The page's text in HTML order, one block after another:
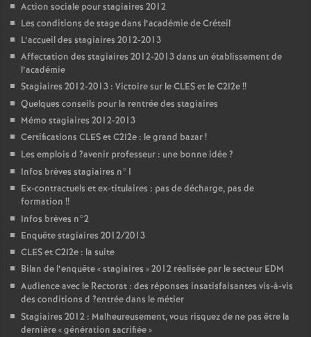
Action sociale pour stagiaires 2012
Les conditions de stage dans l’académie de Créteil
L’accueil des stagiaires 2012-2013
Affectation des stagiaires 2012-2013 dans un établissement de
l’académie
Stagiaires 2012-2013 : Victoire sur leCLESet le C2I2e!!
Quelques conseils pour la rentrée des stagiaires
Mémo stagiaires 2012-2013
Certifications CLESet C2I2e : le grand bazar!
Les emplois d ?avenir professeur : une bonne idée?
Infos brèves stagiaires n°1
Ex-contractuels et ex-titulaires : pas de décharge, pas de
formation !!
Infos brèves n°2
Enquête stagiaires 2012/2013
CLESet C2I2e : la suite
Bilan de l’enquête «stagiaires » 2012 réalisée par le secteur EDM
Audience avec le Rectorat : des réponses insatisfaisantes vis-à-vis
des conditions d ?entrée dans le métier
Stagiaires 2012 : Malheureusement, vous risquez de ne pas être la
dernière «génération sacrifiée»